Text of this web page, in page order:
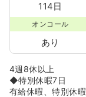
114日
オンコール
あり
4週8休以上
◆特別休暇7日
有給休暇、特別休暇